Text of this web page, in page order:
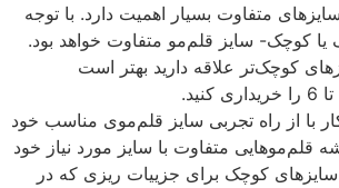
متفاوت بسیار اهمیت دارد. با توجه
یا کوچک- سایز قلم‌مو متفاوت خواهد بود.
کوچک‌تر علاقه دارید بهتر است
با از راه تجربی سایز قلم‌موی مناسب خود
قلم‌موهایی متفاوت با سایز مورد نیاز خود
کوچک برای جزییات ریزی که در